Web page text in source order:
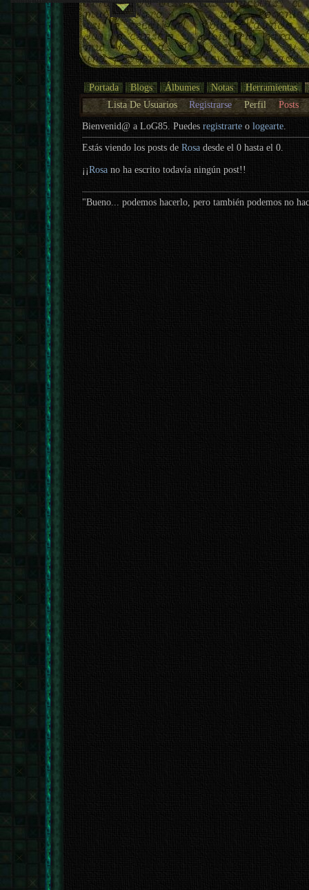
Portada Blogs Álbumes Notas
Herramientas
Lista De Usuarios
Registrarse Perfil Posts
Bienvenid@ a LoG85. Puedesregistrarte ologearte.
Estás viendo los posts deRosa desde el 0 hasta el 0.
¡¡Rosa no ha escrito todavía ningún post!!
"Bueno... podemos hacerlo, pero también podemos no